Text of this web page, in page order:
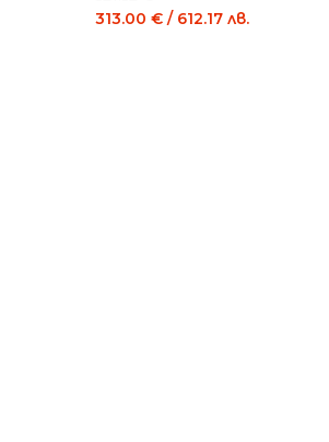
Original
313.00 € / 612.17 лв.